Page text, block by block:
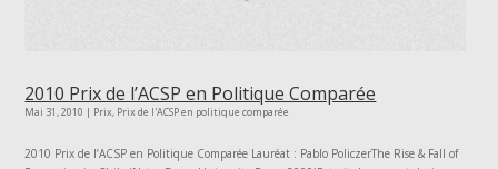
2010 Prix de l’ACSP en Politique Comparée
Mai 31, 2010 | Prix, Prix de l'ACSP en politique comparée
2010 Prix de l’ACSP en Politique Comparée Lauréat : Pablo PoliczerThe Rise & Fall of